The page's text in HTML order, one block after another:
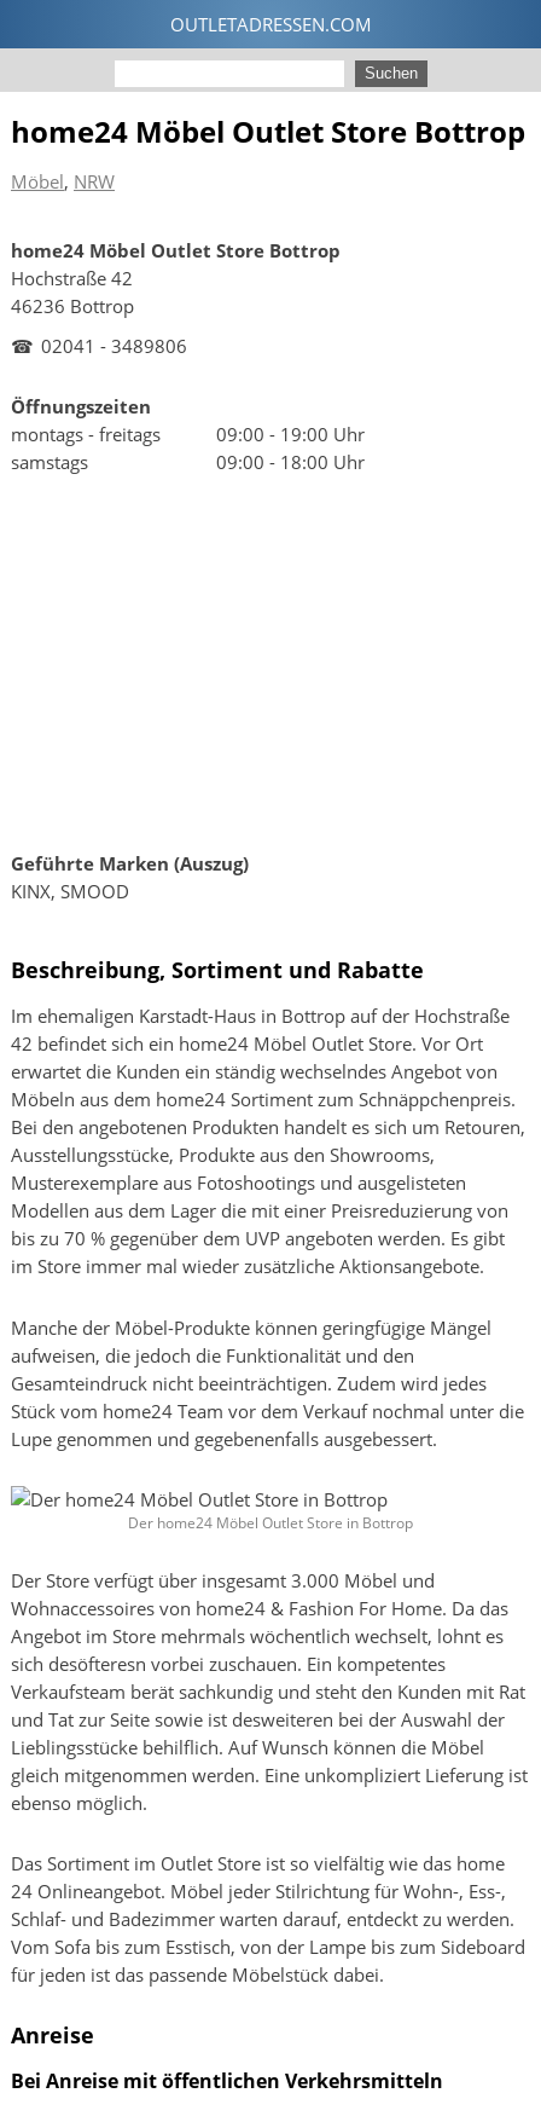
home24 Möbel Outlet Store Bottrop
Möbel, NRW
home24 Möbel Outlet Store Bottrop
Hochstraße 42
46236 Bottrop
☎ 02041 - 3489806
Öffnungszeiten
montags - freitags
09:00 - 19:00 Uhr
samstags
09:00 - 18:00 Uhr
Geführte Marken (Auszug)
KINX, SMOOD
Beschreibung, Sortiment und Rabatte
Im ehemaligen Karstadt-Haus in Bottrop auf der Hochstraße
42 befindet sich ein home24 Möbel Outlet Store. Vor Ort
erwartet die Kunden ein ständig wechselndes Angebot von
Möbeln aus dem home24 Sortiment zum Schnäppchenpreis.
Bei den angebotenen Produkten handelt es sich um Retouren,
Ausstellungsstücke, Produkte aus den Showrooms,
Musterexemplare aus Fotoshootings und ausgelisteten
Modellen aus dem Lager die mit einer Preisreduzierung von
bis zu 70 % gegenüber dem UVP angeboten werden. Es gibt
im Store immer mal wieder zusätzliche Aktionsangebote.
Manche der Möbel-Produkte können geringfügige Mängel
aufweisen, die jedoch die Funktionalität und den
Gesamteindruck nicht beeinträchtigen. Zudem wird jedes
Stück vom home24 Team vor dem Verkauf nochmal unter die
Lupe genommen und gegebenenfalls ausgebessert.
Der home24 Möbel Outlet Store in Bottrop
Der Store verfügt über insgesamt 3.000 Möbel und
Wohnaccessoires von home24 & Fashion For Home. Da das
Angebot im Store mehrmals wöchentlich wechselt, lohnt es
sich desöfteresn vorbei zuschauen. Ein kompetentes
Verkaufsteam berät sachkundig und steht den Kunden mit Rat
und Tat zur Seite sowie ist desweiteren bei der Auswahl der
Lieblingsstücke behilflich. Auf Wunsch können die Möbel
gleich mitgenommen werden. Eine unkompliziert Lieferung ist
ebenso möglich.
Das Sortiment im Outlet Store ist so vielfältig wie das home
24 Onlineangebot. Möbel jeder Stilrichtung für Wohn-, Ess-,
Schlaf- und Badezimmer warten darauf, entdeckt zu werden.
Vom Sofa bis zum Esstisch, von der Lampe bis zum Sideboard
für jeden ist das passende Möbelstück dabei.
Anreise
Bei Anreise mit öffentlichen Verkehrsmitteln